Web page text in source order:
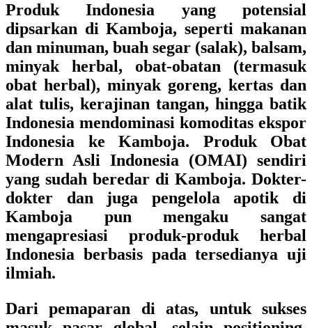
Produk Indonesia yang potensial
dipsarkan di Kamboja, seperti makanan
dan minuman, buah segar (salak), balsam,
minyak herbal, obat-obatan (termasuk
obat herbal), minyak goreng, kertas dan
alat tulis, kerajinan tangan, hingga batik
Indonesia mendominasi komoditas ekspor
Indonesia ke Kamboja. Produk Obat
Modern Asli Indonesia (OMAI) sendiri
yang sudah beredar di Kamboja. Dokter-
dokter dan juga pengelola apotik di
Kamboja pun mengaku sangat
mengapresiasi produk-produk herbal
Indonesia berbasis pada tersedianya uji
ilmiah.
Dari pemaparan di atas, untuk sukses